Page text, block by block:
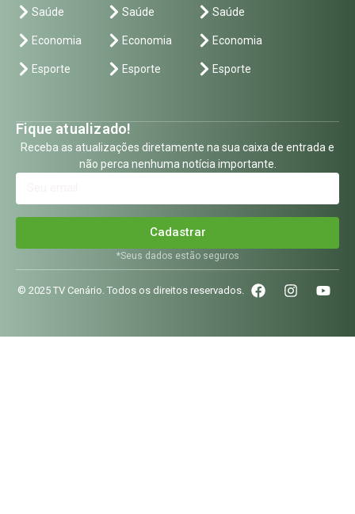
Saúde
Economia
Esporte
Saúde
Economia
Esporte
Saúde
Economia
Esporte
Fique atualizado!
Receba as atualizações diretamente na sua caixa de entrada e
não perca nenhuma notícia importante.
Cadastrar
*Seus dados estão seguros
© 2025 TV Cenário. Todos os direitos reservados.